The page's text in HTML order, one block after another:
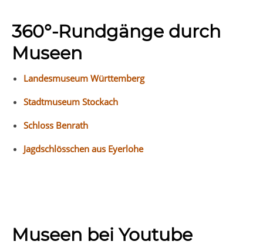
360°-Rundgänge durch
Museen
Landesmuseum Württemberg
Stadtmuseum Stockach
Schloss Benrath
Jagdschlösschen aus Eyerlohe
Museen bei Youtube